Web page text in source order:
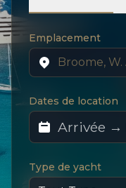
Emplacement
Dates de location
Type de yacht